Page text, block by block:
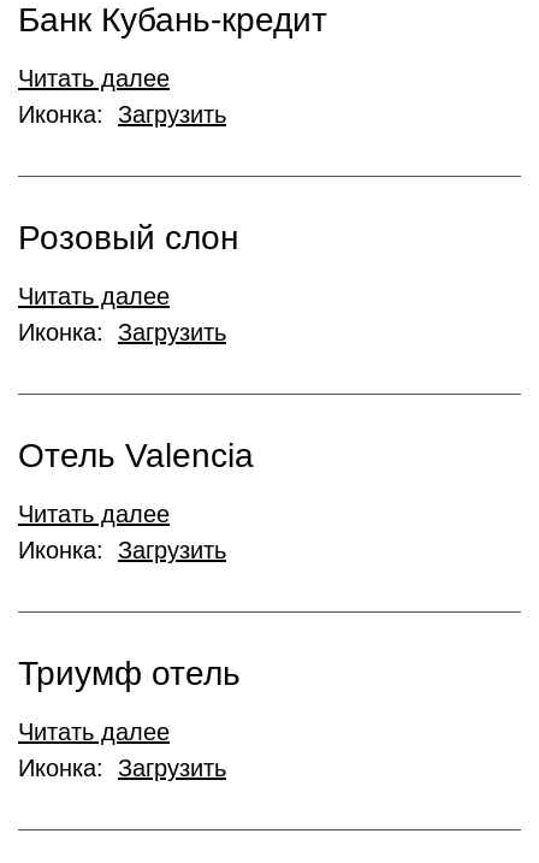
Банк Кубань-кредит
Читать далее
Иконка: Загрузить
Розовый слон
Читать далее
Иконка: Загрузить
Отель Valencia
Читать далее
Иконка: Загрузить
Триумф отель
Читать далее
Иконка: Загрузить